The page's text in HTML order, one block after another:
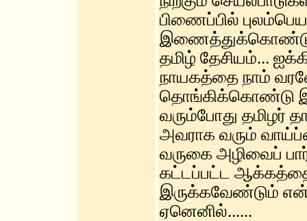
பிணைப்பில்
தமிழ் தேசியம்...
நாயகத்தை நாம்
தொங்கிக்கொண்டு
வரும்போது தமிழர்
அவராக வரும்
வருகை அழிவைப்
கட்டப்பட்ட ஆக்கத்தை
இருக்கவேண்டும்
ஏனெனில்......